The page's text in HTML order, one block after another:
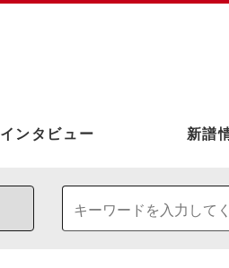
インタビュー 新譜